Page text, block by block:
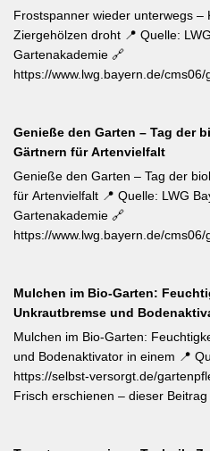
Riebtentrieb durch Anbinden in
werden. Ab Ende Juni ist die
Veredelungen: robuste Sorten
Unterlagen zusammenbringen.
Spätsommer.
Frostspanner wieder unterwegs –
Ziergehölzen droht 📍 Quelle:
Gartenakademie 🔗
https://www.lwg.bayern.de/
Apfelbäumen, Rosen, Ahorn und
„katzenbuckelnd“ krabbelenden
Frostspanners können bei
verursachen. Gegenmaßnahmen:
Meisen-Förderung und – falls nötig
Pflanzenschutzmittel. [Thema-
Genieße den Garten – Tag der
Gärtnern für Artenvielfalt
Genieße den Garten – Tag der
für Artenvielfalt 📍 Quelle: LWG
Gartenakademie 🔗
https://www.lwg.bayern.de/
Gartenbewirtschaftung –
einen messbaren Beitrag zur
Nützlingsförderung,
Pestizide sind die
motivierender Impuls für jeden
#Biodiversität #Gartengestaltung
Mulchen im Bio-Garten:
Unkrautbremse und
Mulchen im Bio-Garten:
und Bodenaktivator in einem 📍
https://selbst-versorgt.de/
Frisch erschienen – dieser